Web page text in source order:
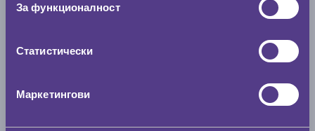
За функционалност
Статистически
Маркетингови
По марка автомобил